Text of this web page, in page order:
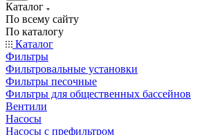
Каталог
По всему сайту
По каталогу
Каталог
Фильтры
Фильтровальные установки
Фильтры песочные
Фильтры для общественных бассейнов
Вентили
Насосы
Насосы с префильтром